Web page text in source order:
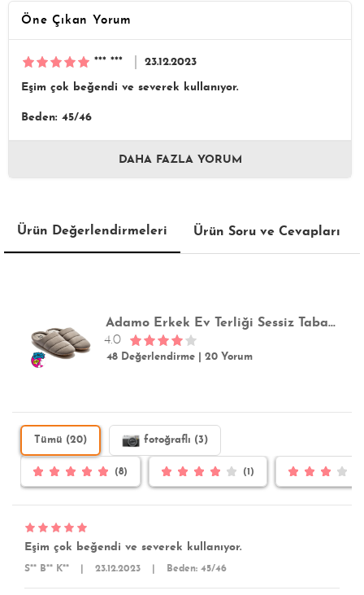
Öne Çıkan Yorum
*** *** 23.12.2023
Eşim çok beğendi ve severek kullanıyor.
Beden: 45/46
DAHA FAZLA YORUM
Ürün Değerlendirmeleri Ürün Soru ve Cevapları
Adamo Erkek Ev Terliği Sessiz Taban Füme 41/46
4.0
48 Değerlendirme 20 Yorum
Tümü (20) fotoğraflı (3)
(8) (1)
Eşim çok beğendi ve severek kullanıyor.
S** B** K** 23.12.2023 Beden: 45/46